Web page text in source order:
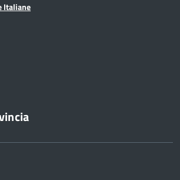
Italiane